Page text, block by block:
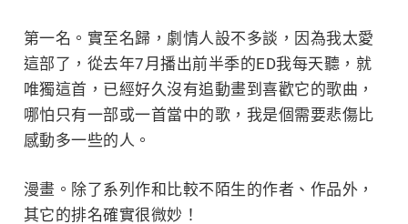
第一名。實至名歸，劇情人設不多談，因為我太愛
這部了，從去年7月播出前半季的ED我每天聽，就
唯獨這首，已經好久沒有追動畫到喜歡它的歌曲，
哪怕只有一部或一首當中的歌，我是個需要悲傷比
感動多一些的人。
漫畫。除了系列作和比較不陌生的作者、作品外，
其它的排名確實很微妙！